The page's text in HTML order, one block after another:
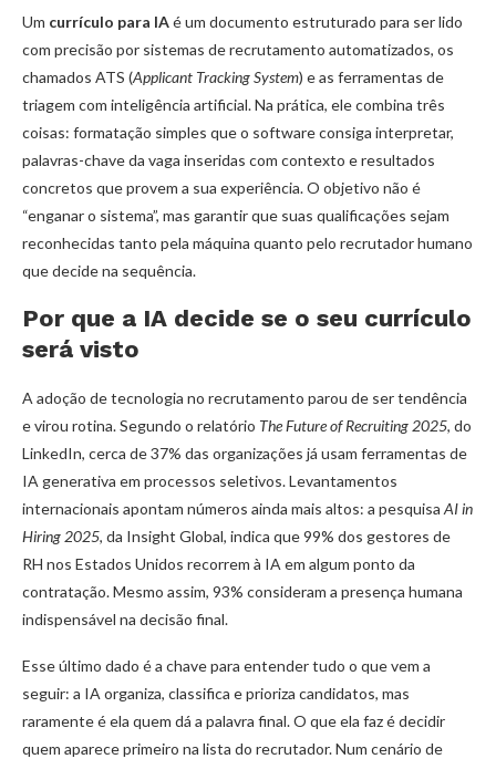
Um currículo para IAé um documento estruturado para ser lido
com precisão por sistemas de recrutamento automatizados, os
chamados ATS (Applicant Tracking System) e as ferramentas de
triagem com inteligência artificial. Na prática, ele combina três
coisas: formatação simples que o software consiga interpretar,
palavras-chave da vaga inseridas com contexto e resultados
concretos que provem a sua experiência. O objetivo não é
“enganar o sistema”, mas garantir que suas qualificações sejam
reconhecidas tanto pela máquina quanto pelo recrutador humano
que decide na sequência.
Por que a IA decide se o seu currículo
será visto
A adoção de tecnologia no recrutamento parou de ser tendência
e virou rotina. Segundo o relatório The Future of Recruiting 2025, do
LinkedIn, cerca de 37% das organizações já usam ferramentas de
IA generativa em processos seletivos. Levantamentos
internacionais apontam números ainda mais altos: a pesquisa AI in
Hiring 2025, da Insight Global, indica que 99% dos gestores de
RH nos Estados Unidos recorrem à IA em algum ponto da
contratação. Mesmo assim, 93% consideram a presença humana
indispensável na decisão final.
Esse último dado é a chave para entender tudo o que vem a
seguir: a IA organiza, classifica e prioriza candidatos, mas
raramente é ela quem dá a palavra final. O que ela faz é decidir
quem aparece primeiro na lista do recrutador. Num cenário de